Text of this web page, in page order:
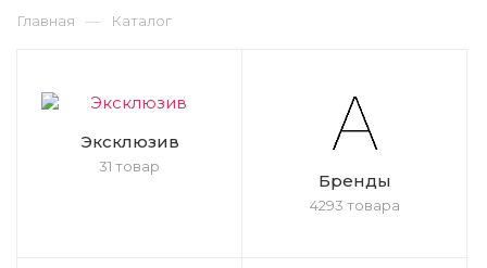
Главная — Каталог
Эксклюзив
31 товар
Бренды
4293 товара